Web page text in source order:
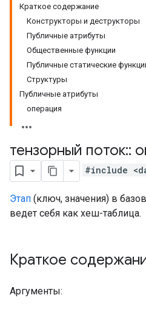
Краткое содержание
Конструкторы и деструкторы
Публичные атрибуты
Общественные функции
Публичные статические
Структуры
Публичные атрибуты
операция
тензорный поток::
#include
Этап (ключ, значения) в
ведет себя как хеш-таблица.
Краткое
Аргументы: